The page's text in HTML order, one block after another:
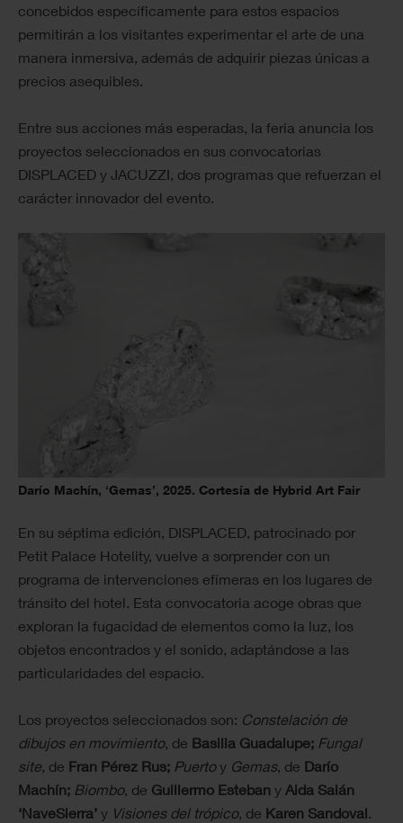
concebidos específicamente para estos espacios
permitirán a los visitantes experimentar el arte de una
manera inmersiva, además de adquirir piezas únicas a
precios asequibles.
Entre sus acciones más esperadas, la feria anuncia los
proyectos seleccionados en sus convocatorias
DISPLACED y JACUZZI, dos programas que refuerzan el
carácter innovador del evento.
Darío Machín, ‘Gemas’, 2025. Cortesía de Hybrid Art Fair
En su séptima edición, DISPLACED, patrocinado por
Petit Palace Hotelity, vuelve a sorprender con un
programa de intervenciones efímeras en los lugares de
tránsito del hotel. Esta convocatoria acoge obras que
exploran la fugacidad de elementos como la luz, los
objetos encontrados y el sonido, adaptándose a las
particularidades del espacio.
Los proyectos seleccionados son: Constelación de
dibujos en movimiento, de Basilia Guadalupe; Fungal
site, de Fran Pérez Rus; Puertoy Gemas, de Darío
Machín; Biombo, de Guillermo Esteban y Aida Salán
‘NaveSierra’ y Visiones del trópico, de Karen Sandoval.